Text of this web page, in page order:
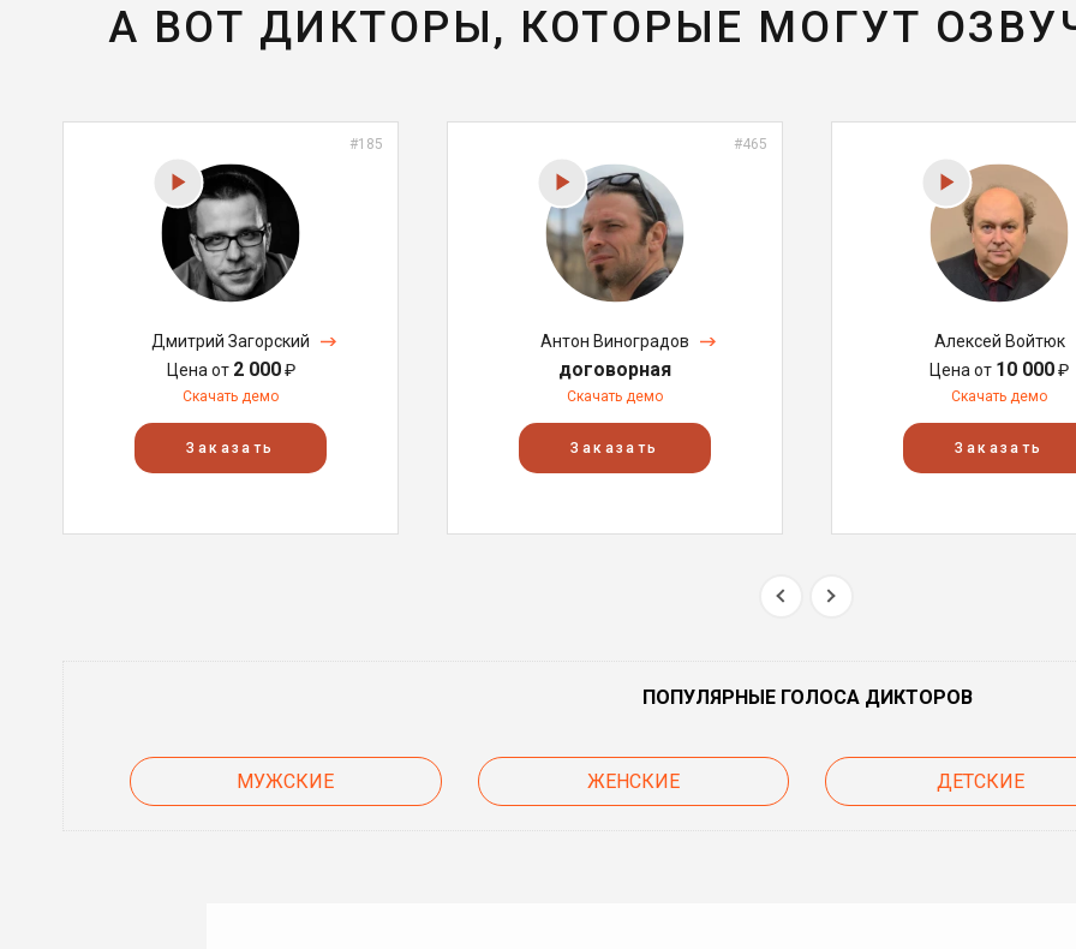
А ВОТ ДИКТОРЫ, КОТОРЫЕ МОГУТ
#185
Дмитрий Загорский
Цена от 2 000₽
Скачать демо
Заказать
#465
Антон Виноградов
договорная
Скачать демо
Заказать
Алексей Войтюк
Цена от 10 000₽
Скачать демо
Заказать
ПОПУЛЯРНЫЕ ГОЛОСА ДИКТОРОВ
МУЖСКИЕ ЖЕНСКИЕ ДЕТСКИЕ